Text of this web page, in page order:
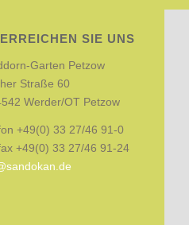
SIE UNS
Garten Petzow
Straße 60
Werder/OT Petzow
+49(0) 33 27/46 91-0
+49(0) 33 27/46 91-24